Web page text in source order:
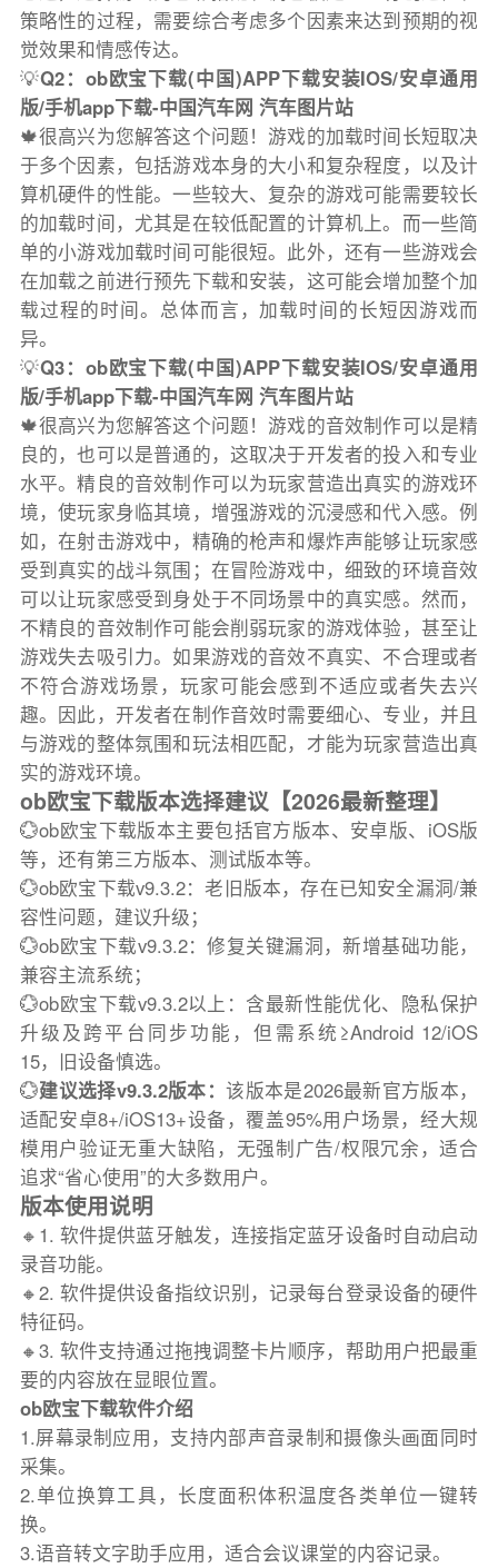
策略性的过程，需要综合考虑多个因素来达到预期的视
觉效果和情感传达。
💡Q2：ob欧宝下载(中国)APP下载安装IOS/安卓通用
版/手机app下载-中国汽车网 汽车图片站
🍁很高兴为您解答这个问题！游戏的加载时间长短取决
于多个因素，包括游戏本身的大小和复杂程度，以及计
算机硬件的性能。一些较大、复杂的游戏可能需要较长
的加载时间，尤其是在较低配置的计算机上。而一些简
单的小游戏加载时间可能很短。此外，还有一些游戏会
在加载之前进行预先下载和安装，这可能会增加整个加
载过程的时间。总体而言，加载时间的长短因游戏而
异。
💡Q3：ob欧宝下载(中国)APP下载安装IOS/安卓通用
版/手机app下载-中国汽车网 汽车图片站
🍁很高兴为您解答这个问题！游戏的音效制作可以是精
良的，也可以是普通的，这取决于开发者的投入和专业
水平。精良的音效制作可以为玩家营造出真实的游戏环
境，使玩家身临其境，增强游戏的沉浸感和代入感。例
如，在射击游戏中，精确的枪声和爆炸声能够让玩家感
受到真实的战斗氛围；在冒险游戏中，细致的环境音效
可以让玩家感受到身处于不同场景中的真实感。然而，
不精良的音效制作可能会削弱玩家的游戏体验，甚至让
游戏失去吸引力。如果游戏的音效不真实、不合理或者
不符合游戏场景，玩家可能会感到不适应或者失去兴
趣。因此，开发者在制作音效时需要细心、专业，并且
与游戏的整体氛围和玩法相匹配，才能为玩家营造出真
实的游戏环境。
ob欧宝下载版本选择建议【2026最新整理】
💮ob欧宝下载版本主要包括官方版本、安卓版、iOS版
等，还有第三方版本、测试版本等。
💮ob欧宝下载v9.3.2：老旧版本，存在已知安全漏洞/兼
容性问题，建议升级；
💮ob欧宝下载v9.3.2：修复关键漏洞，新增基础功能，
兼容主流系统；
💮ob欧宝下载v9.3.2以上：含最新性能优化、隐私保护
升级及跨平台同步功能，但需系统≥Android 12/iOS
15，旧设备慎选。
💮建议选择v9.3.2版本：该版本是2026最新官方版本，
适配安卓8+/iOS13+设备，覆盖95%用户场景，经大规
模用户验证无重大缺陷，无强制广告/权限冗余，适合
追求“省心使用”的大多数用户。
版本使用说明
🔸1. 软件提供蓝牙触发，连接指定蓝牙设备时自动启动
录音功能。
🔸2. 软件提供设备指纹识别，记录每台登录设备的硬件
特征码。
🔸3. 软件支持通过拖拽调整卡片顺序，帮助用户把最重
要的内容放在显眼位置。
ob欧宝下载软件介绍
1.屏幕录制应用，支持内部声音录制和摄像头画面同时
采集。
2.单位换算工具，长度面积体积温度各类单位一键转
换。
3.语音转文字助手应用，适合会议课堂的内容记录。